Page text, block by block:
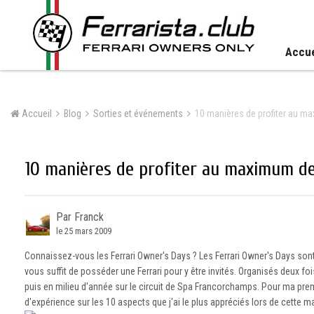
Accueil Blog Sorties et événements 10 manières de profiter au
10 manières de profiter au maximum
Par Franck
le 25 mars 2009
Connaissez-vous les Ferrari Owner's Days ? Les Ferrari Owner's Days
vous suffit de posséder une Ferrari pour y être invités. Organisés deux
puis en milieu d'année sur le circuit de Spa Francorchamps. Pour ma
d'expérience sur les 10 aspects que j'ai le plus appréciés lors de cette